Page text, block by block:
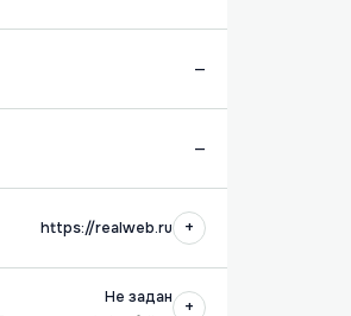
—
—
https://realweb.ru +
Не задан +